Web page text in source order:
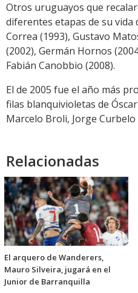
Otros uruguayos que
diferentes etapas de su
Correa (1993), Gustavo
(2002), Germán Hornos
Fabián Canobbio (2008).
El de 2005 fue el año más
filas blanquivioletas de
Marcelo Broli, Jorge Curbelo
Relacionadas
El arquero de Wanderers,
Mauro Silveira, jugará en el
Junior de Barranquilla